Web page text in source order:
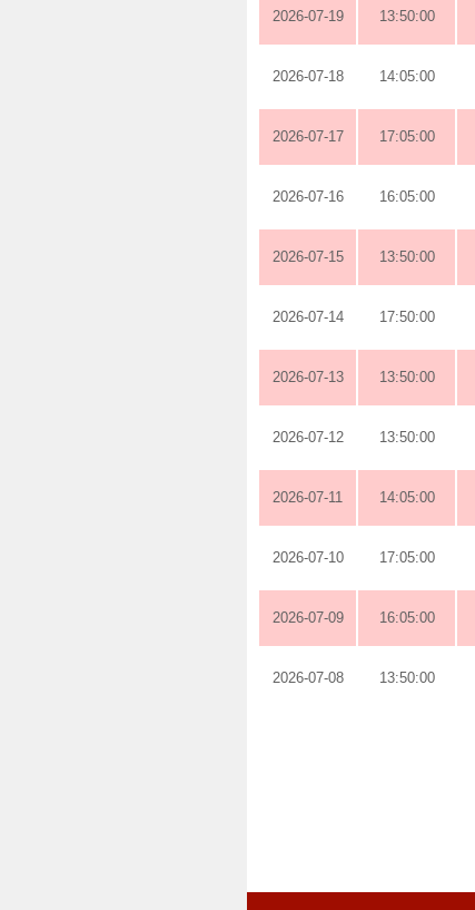
2026-07-19 13:50:00
2026-07-18 14:05:00
2026-07-17 17:05:00
2026-07-16 16:05:00
2026-07-15 13:50:00
2026-07-14 17:50:00
2026-07-13 13:50:00
2026-07-12 13:50:00
2026-07-11 14:05:00
2026-07-10 17:05:00
2026-07-09 16:05:00
2026-07-08 13:50:00